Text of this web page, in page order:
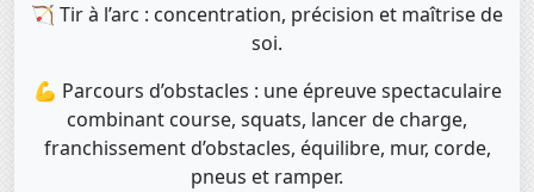
🏹 Tir à l’arc : concentration, précision et maîtrise de
soi.
💪 Parcours d’obstacles : une épreuve spectaculaire
combinant course, squats, lancer de charge,
franchissement d’obstacles, équilibre, mur, corde,
pneus et ramper.